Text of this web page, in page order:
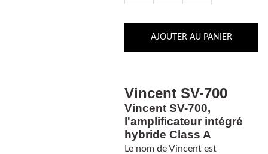
AJOUTER AU PANIER
Vincent SV-700
Vincent SV-700,
l'amplificateur intégré
hybride Class A
Le nom de Vincent est